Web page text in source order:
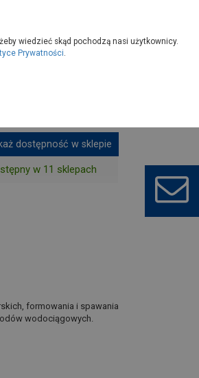
dostępność w sklepie
w 11 sklepach
formowania i spawania
wodociągowych.
wiedzieć skąd pochodzą nasi użytkownicy.
Prywatności.